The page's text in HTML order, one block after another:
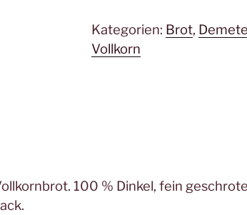
Kategorien: Brot,
Vollkorn
100 % Dinkel, fein